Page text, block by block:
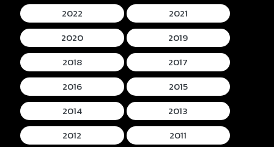
2022
2021
2020
2019
2018
2017
2016
2015
2014
2013
2012
2011